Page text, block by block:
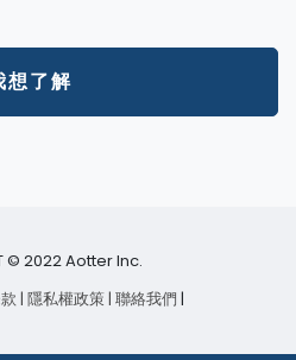
想了解
© 2022 Aotter Inc.
| 隱私權政策| 聯絡我們 |